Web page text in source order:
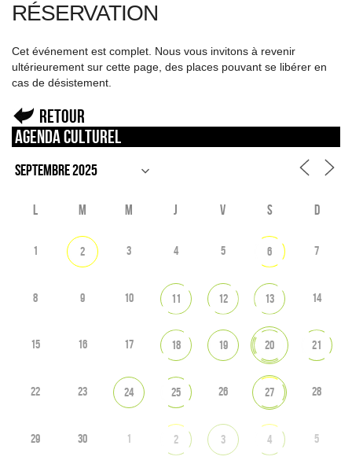
RÉSERVATION
Cet événement est complet. Nous vous invitons à revenir
ultérieurement sur cette page, des places pouvant se libérer en
cas de désistement.
Retour
Agenda culturel
L M M J V S D
1 2 3 4 5 6 7
8 9 10 11 12 13 14
15 16 17 18 19 20 21
22 23 24 25 26 27 28
29 30 1 2 3 4 5